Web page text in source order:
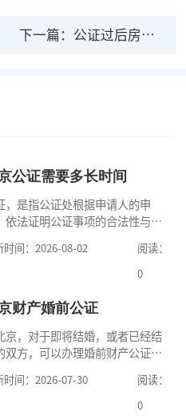
下一篇： 公证过后房产有法律效力吗？
公证需要多长时间
，是指公证处根据申请人的申
依法证明公证事项的合法性与真
证事项的效力，固定证据，但是
人不知道在北京办理公证需要多
办理公证的时候除了需要按照公
京公证需要什么材料,北京公证需
少钱？北京公
时间：2026-08-02
阅读：
0
财产婚前公证
京，对于即将结婚，或者已经结
双方，可以办理婚前财产公证，
可以避免个人财产引发的纠纷，
，在北京办理婚前财产公证，除
时间：2026-07-30
阅读：
0